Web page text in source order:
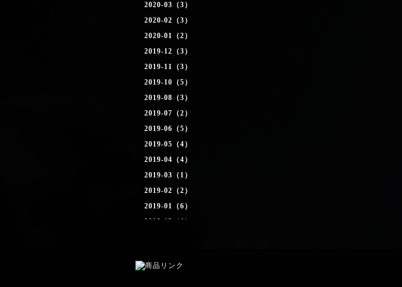
2020-03（3）
2020-02（3）
2020-01（2）
2019-12（3）
2019-11（3）
2019-10（5）
2019-08（3）
2019-07（2）
2019-06（5）
2019-05（4）
2019-04（4）
2019-03（1）
2019-02（2）
2019-01（6）
2018-12（4）
2018-09（1）